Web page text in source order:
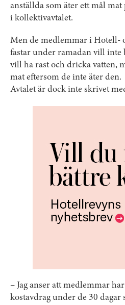
anställda som äter ett mål mat
i kollektivavtalet.
Men de medlemmar i Hotell-
fastar under ramadan vill inte
vill ha rast och dricka vatten,
mat eftersom de inte äter den.
Avtalet är dock inte skrivet
– Jag anser att medlemmar
kostavdrag under de 30 dagar